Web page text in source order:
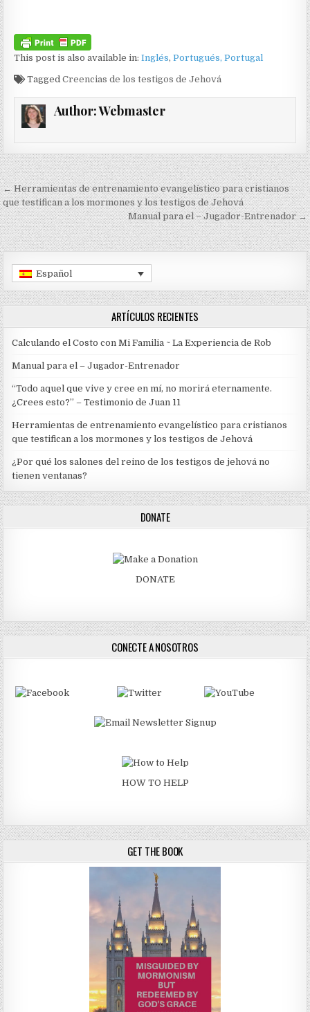
This post is also available in:Inglés Portugués, Portugal
TaggedCreencias de los testigos de Jehová
Author:Webmaster
Navegación de entradas
← Herramientas de entrenamiento evangelístico para cristianos
que testifican a los mormones y los testigos de Jehová
Manual para el – Jugador-Entrenador →
Español
ARTÍCULOS RECIENTES
Calculando el Costo con Mi Familia ~ La Experiencia de Rob
Manual para el – Jugador-Entrenador
“Todo aquel que vive y cree en mí, no morirá eternamente.
¿Crees esto?” – Testimonio de Juan 11
Herramientas de entrenamiento evangelístico para cristianos
que testifican a los mormones y los testigos de Jehová
¿Por qué los salones del reino de los testigos de jehová no
tienen ventanas?
DONATE
DONATE
CONECTE A NOSOTROS
HOW TO HELP
GET THE BOOK